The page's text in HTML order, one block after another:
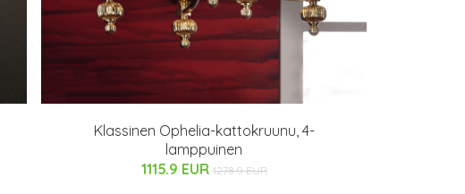
Klassinen Ophelia-kattokruunu, 4-
lamppuinen
1115.9 EUR 1278.9 EUR